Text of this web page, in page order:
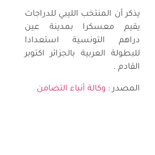
يذكر أن المنتخب الليبي للدراجات
يقيم معسكرا بمدينة عين
دراهم التونسية استعدادا
للبطولة العربية بالجزائر اكتوبر
القادم .
المصدر : وكالة أنباء التضامن